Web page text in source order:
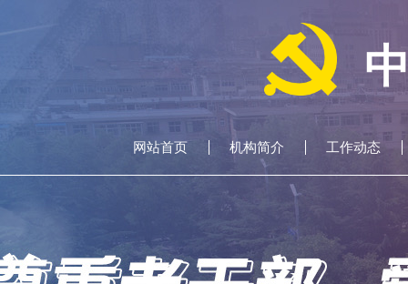
网站首页 机构简介 工作动态